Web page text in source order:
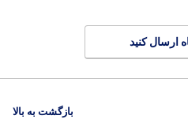
ارسال کنید
بازگشت به بالا